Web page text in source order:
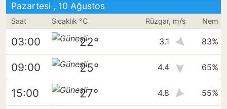
Pazartesi , 10 Ağustos
Saat Sıcaklık °C Rüzgar, m/s Nem
03:00 22° 3.1 83%
09:00 25° 4.4 65%
15:00 27° 4.8 55%